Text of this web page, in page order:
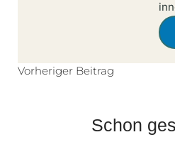
Vorheriger Beitrag
Schon